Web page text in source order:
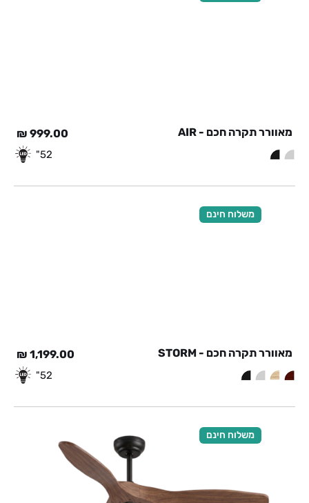
מאוורר תקרה חכם - AIR 999.00
₪
52"
משלוח חינם
מאוורר תקרה חכם - STORM 1,199.00
₪
52"
משלוח חינם